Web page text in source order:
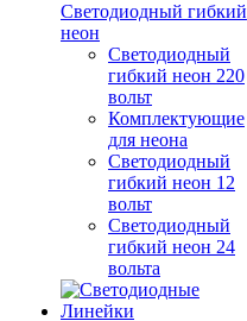
Светодиодный гибкий
неон
Светодиодный
гибкий неон 220
вольт
Комплектующие
для неона
Светодиодный
гибкий неон 12
вольт
Светодиодный
гибкий неон 24
вольта